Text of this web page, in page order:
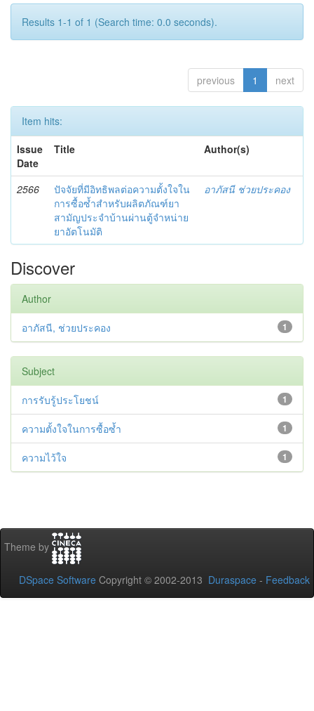
Results 1-1 of 1 (Search time: 0.0 seconds).
previous 1 next
Item hits:
Issue
Date
Title Author(s)
2566
ปัจจัยที่มีอิทธิพลต่อความตั้งใจใน
การซื้อซ้ำสำหรับผลิตภัณฑ์ยา
สามัญประจำบ้านผ่านตู้จำหน่าย
ยาอัตโนมัติ
อาภัสนี ช่วยประคอง
Discover
Author
1
อาภัสนี, ช่วยประคอง
Subject
1
การรับรู้ประโยชน์
1
ความตั้งใจในการซื้อซ้ำ
1
ความไว้ใจ
Theme by
DSpace Software Copyright © 2002-2013 Duraspace - Feedback